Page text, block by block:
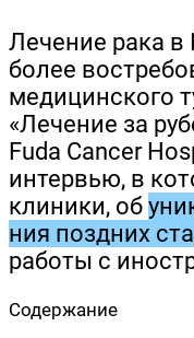
Лече­ние рака в
более
меди­цин­ско­го
«Лече­ние за
Fuda Cancer
интер­вью, в
кли­ни­ки, об
ния позд­них
рабо­ты с
Содер­жа­ние